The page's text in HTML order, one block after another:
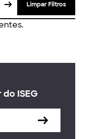
Limpar Filtros
ISEG